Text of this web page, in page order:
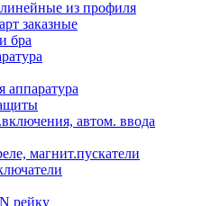
из профиля
заказные
бра
аппаратура
автом. ввода
магнит.пускатели
рейку